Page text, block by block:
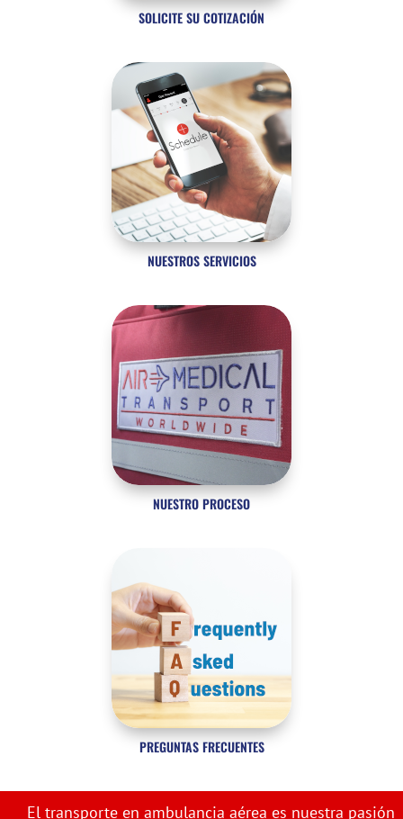
SOLICITE SU COTIZACIÓN
NUESTROS SERVICIOS
NUESTRO PROCESO
PREGUNTAS FRECUENTES
El transporte en ambulancia aérea es nuestra pasión